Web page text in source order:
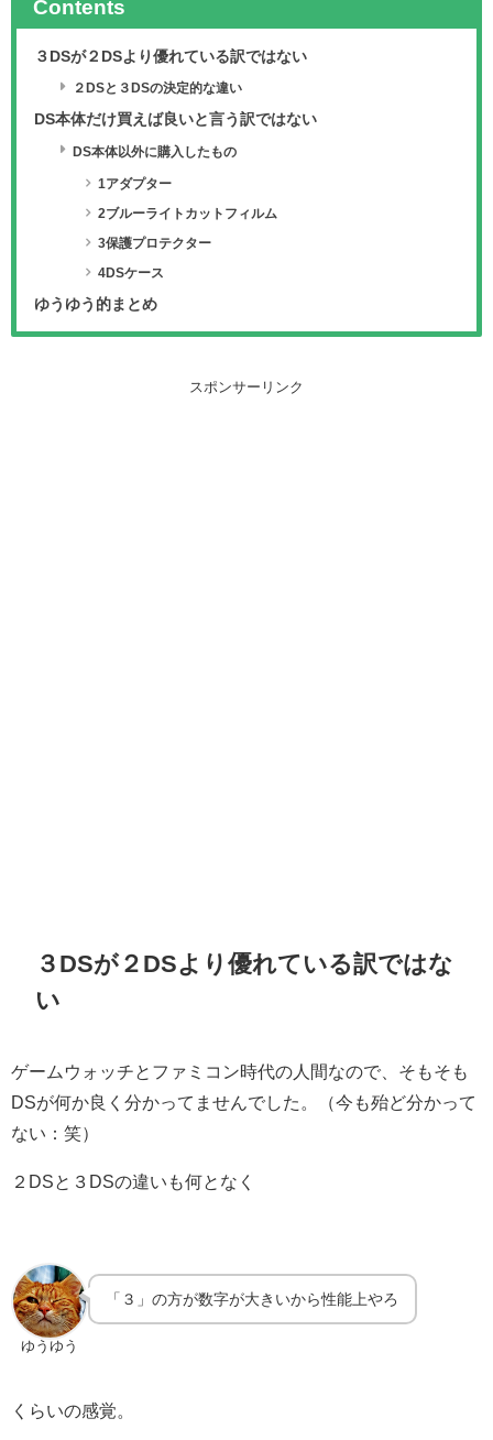
Contents
３DSが２DSより優れている訳ではない
２DSと３DSの決定的な違い
DS本体だけ買えば良いと言う訳ではない
DS本体以外に購入したもの
1アダプター
2ブルーライトカットフィルム
3保護プロテクター
4DSケース
ゆうゆう的まとめ
スポンサーリンク
３DSが２DSより優れている訳ではな
い
ゲームウォッチとファミコン時代の人間なので、そもそも
DSが何か良く分かってませんでした。（今も殆ど分かって
ない：笑）
２DSと３DSの違いも何となく
ゆうゆう
「３」の方が数字が大きいから性能上やろ
くらいの感覚。